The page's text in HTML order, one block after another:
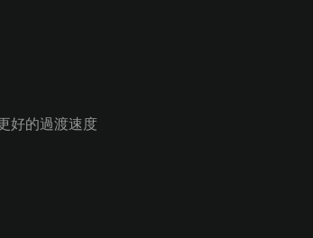
好的過渡速度